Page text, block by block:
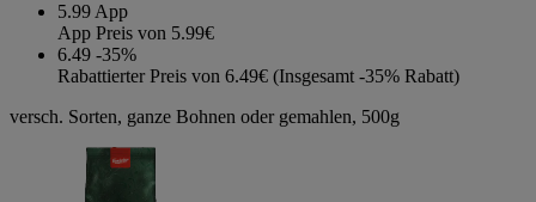
5.99 App
App Preis von 5.99€
6.49 -35%
Rabattierter Preis von 6.49€ (Insgesamt -35% Rabatt)
versch. Sorten, ganze Bohnen oder gemahlen, 500g